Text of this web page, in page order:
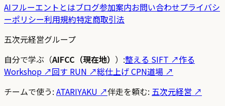
AIフルーエントとはブログ参加案内お問い合わせプライバシ
ーポリシー利用規約特定商取引法
五次元経営グループ
自分で学ぶ（AIFCC（現在地） ）:整える SIFT ↗作る
Workshop ↗回す RUN ↗総仕上げ CPN道場 ↗
チームで使う: ATARIYAKU ↗伴走を頼む: 五次元経営 ↗